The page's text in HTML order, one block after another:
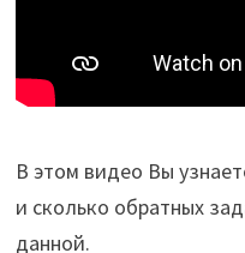
В этом видео Вы
и сколько обратных
данной.